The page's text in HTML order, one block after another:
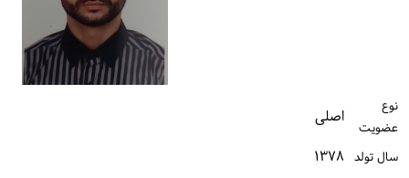
نوع
عضویت
اصلی
سال تولد ۱۳۷۸